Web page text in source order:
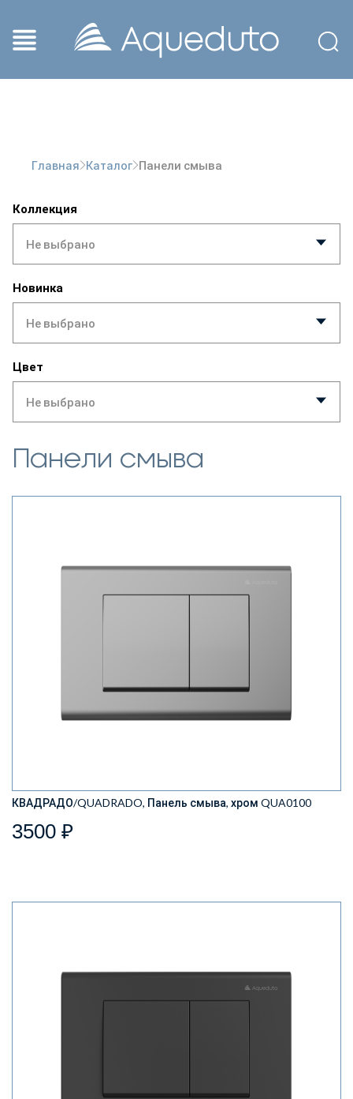
Главная Каталог Панели смыва
Коллекция
Не выбрано
Новинка
Не выбрано
Цвет
Не выбрано
Панели смыва
КВАДРАДО/QUADRADO, Панель смыва, хром QUA0100
3500 ₽